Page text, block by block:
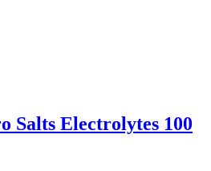
Salts Electrolytes 100